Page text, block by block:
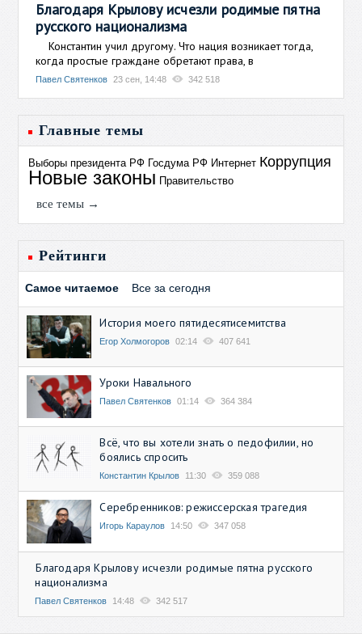
Благодаря Крылову исчезли родимые пятна
русского национализма
Константин учил другому. Что нация возникает тогда,
когда простые граждане обретают права, в
Павел Святенков 23 сен, 14:48 342 518
Главные темы
Выборы президента РФ Госдума РФ Интернет Коррупция
Новые законы Правительство
все темы →
Рейтинги
Самое читаемое Все за сегодня
История моего пятидесятисемитства
Егор Холмогоров 02:14 407 641
Уроки Навального
Павел Святенков 01:14 364 384
Всё, что вы хотели знать о педофилии, но
боялись спросить
Константин Крылов 11:30 359 088
Серебренников: режиссерская трагедия
Игорь Караулов 14:50 347 058
Благодаря Крылову исчезли родимые пятна русского
национализма
Павел Святенков 14:48 342 517